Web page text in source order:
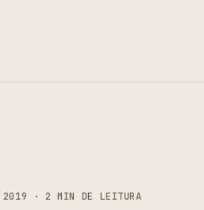
2019 · 2 MIN DE LEITURA